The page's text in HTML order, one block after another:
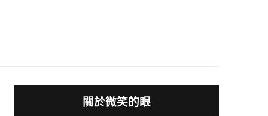
關於微笑的眼